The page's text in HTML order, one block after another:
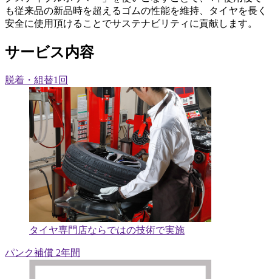
も従来品の新品時を超えるゴムの性能を維持、タイヤを長く
安全に使用頂けることでサステナビリティに貢献します。
サービス内容
脱着・組替1回
タイヤ専門店ならではの技術で実施
パンク補償 2年間